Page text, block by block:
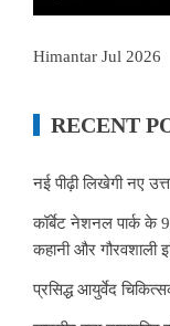
Himantar Jul 2026
RECENT
नई पीढ़ी लिखेगी नए
कॉर्बेट नेशनल पार्क के
कहानी और गौरवशाली
प्रसिद्ध आयुर्वेद